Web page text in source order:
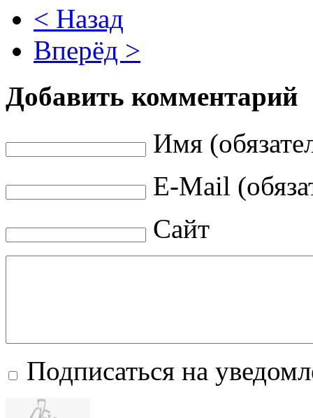
< Назад
Вперёд >
Добавить комментарий
Имя
E-Mail
Сайт
Подписаться на